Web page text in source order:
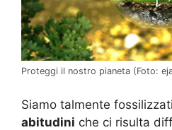
Proteggi il nostro pianeta (Foto:
Siamo talmente
abitudini che ci risulta